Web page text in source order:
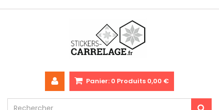
Panier: 0 Produits 0,00 €